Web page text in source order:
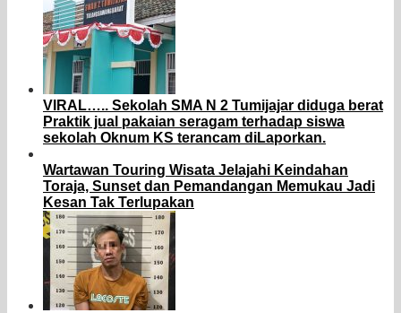
VIRAL….. Sekolah SMA N 2 Tumijajar diduga berat
Praktik jual pakaian seragam terhadap siswa
sekolah Oknum KS terancam diLaporkan.
Wartawan Touring Wisata Jelajahi Keindahan
Toraja, Sunset dan Pemandangan Memukau Jadi
Kesan Tak Terlupakan